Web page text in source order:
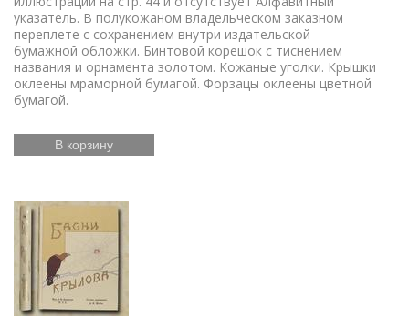
указатель. В полукожаном владельческом заказном
переплете с сохранением внутри издательской
бумажной обложки. Бинтовой корешок с тиснением
названия и орнамента золотом. Кожаные уголки. Крышки
оклеены мраморной бумагой. Форзацы оклеены цветной
бумагой.
В корзину